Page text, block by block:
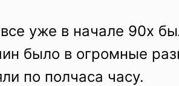
уже в начале 90х
было в огромные
по полчаса часу.